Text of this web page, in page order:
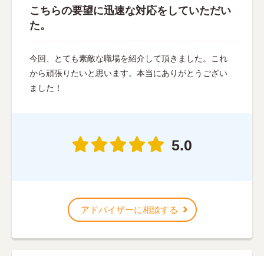
こちらの要望に迅速な対応をしていただい
た。
今回、とても素敵な職場を紹介して頂きました。これ
から頑張りたいと思います。本当にありがとうござい
ました！
5.0
アドバイザーに相談する